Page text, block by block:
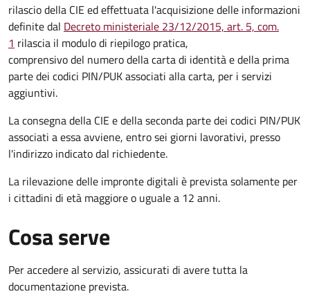
rilascio della CIE ed effettuata l'acquisizione delle informazioni
definite dal Decreto ministeriale 23/12/2015, art. 5, com.
1 rilascia il modulo di riepilogo pratica,
comprensivo del numero della carta di identità e della prima
parte dei codici PIN/PUK associati alla carta, per i servizi
aggiuntivi.
La consegna della CIE e della seconda parte dei codici PIN/PUK
associati a essa avviene, entro sei giorni lavorativi, presso
l'indirizzo indicato dal richiedente.
La rilevazione delle impronte digitali è prevista solamente per
i cittadini di età maggiore o uguale a 12 anni.
Cosa serve
Per accedere al servizio, assicurati di avere tutta la
documentazione prevista.